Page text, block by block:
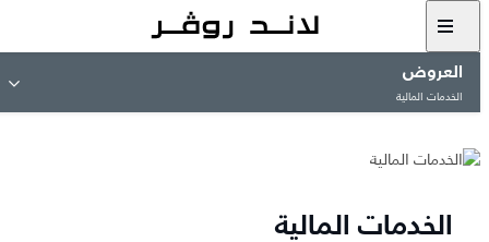
العروض
الخدمات المالية
الخدمات المالية